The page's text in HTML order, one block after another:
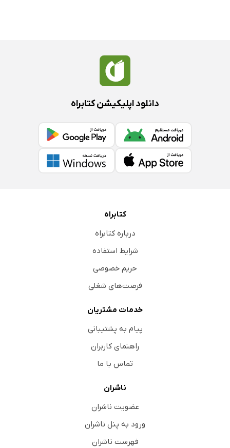
دانلود اپلیکیشن کتابراه
کتابراه
درباره کتابراه
شرایط استفاده
حریم خصوصی
فرصت‌های شغلی
خدمات مشتریان
پیام به پشتیبانی
راهنمای کاربران
تماس با ما
ناشران
عضویت ناشران
ورود به پنل ناشران
فهرست ناشران